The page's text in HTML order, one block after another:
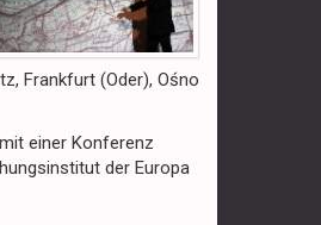
Frankfurt (Oder), Ośno
einer Konferenz
der Europa